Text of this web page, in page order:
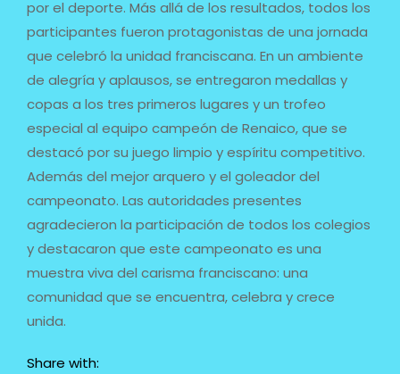
por el deporte. Más allá de los resultados, todos los
participantes fueron protagonistas de una jornada
que celebró la unidad franciscana. En un ambiente
de alegría y aplausos, se entregaron medallas y
copas a los tres primeros lugares y un trofeo
especial al equipo campeón de Renaico, que se
destacó por su juego limpio y espíritu competitivo.
Además del mejor arquero y el goleador del
campeonato. Las autoridades presentes
agradecieron la participación de todos los colegios
y destacaron que este campeonato es una
muestra viva del carisma franciscano: una
comunidad que se encuentra, celebra y crece
unida.
Share with: